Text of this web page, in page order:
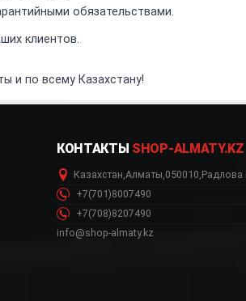
обязательствами.
клиентов.
и по всему Казахстану!
КОНТАКТЫ SHOP-ALMATY.KZ
Казахстан,Алматы,050010,Радлова
+7(701)8007490
+7(708)8207490
info@shop-almaty.kz